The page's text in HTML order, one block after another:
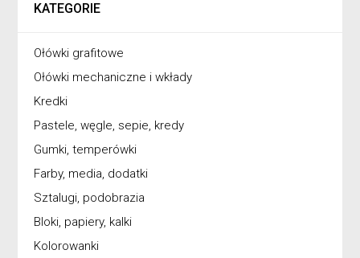
KATEGORIE
Ołówki grafitowe
Ołówki mechaniczne i wkłady
Kredki
Pastele, węgle, sepie, kredy
Gumki, temperówki
Farby, media, dodatki
Sztalugi, podobrazia
Bloki, papiery, kalki
Kolorowanki